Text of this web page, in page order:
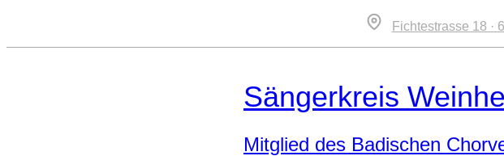
Fichtestrasse 18 ·
Sängerkreis
Mitglied des Badischen